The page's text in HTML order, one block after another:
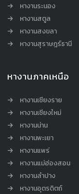
หางานระนอง
หางานสตูล
หางานสงขลา
หางานสุราษฎร์ธานี
หางานภาคเหนือ
หางานเชียงราย
หางานเชียงใหม่
หางานน่าน
หางานพะเยา
หางานแพร่
หางานแม่ฮ่องสอน
หางานลำปาง
หางานอุตรดิตถ์